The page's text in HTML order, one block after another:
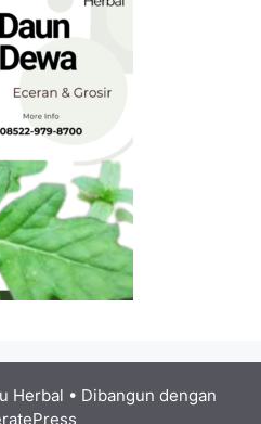
Herbal • Dibangun dengan